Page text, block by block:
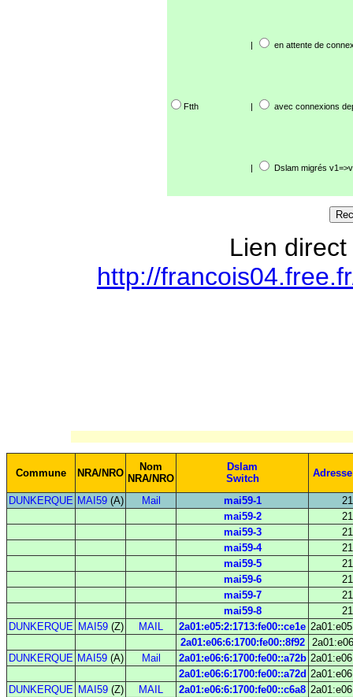
| en attente de
Ftth | avec connexions
| Dslam migrés
Lien
http://
Commune NRA/NRO
Nom
NRA/NRO
Dslam
Switch
DUNKERQUE MAI59 (A) Mail mai59-1
mai59-2
mai59-3
mai59-4
mai59-5
mai59-6
mai59-7
mai59-8
DUNKERQUE MAI59(Z) MAIL 2a01:e05:2:1713:fe00::ce1e
2a01:e06:6:1700:fe00::8f92
DUNKERQUE MAI59 (A) Mail 2a01:e06:6:1700:fe00::a72b
2a01:e06:6:1700:fe00::a72d
DUNKERQUE MAI59(Z) MAIL 2a01:e06:6:1700:fe00::c6a8